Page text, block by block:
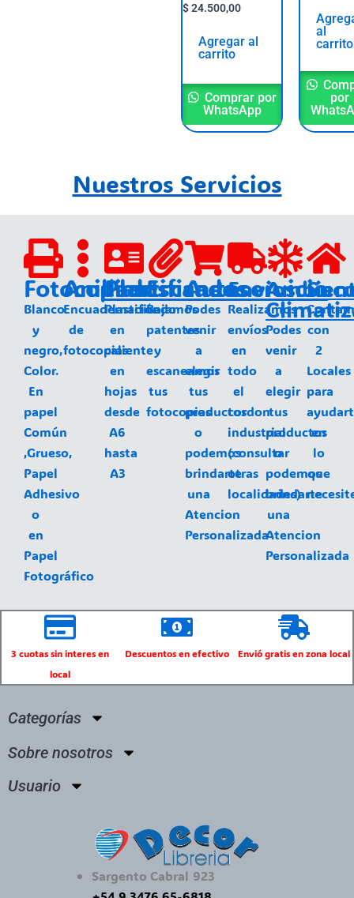
$24.500,00
Agregar al
carrito
Comprar por
WhatsApp
al
carrito
por
Nuestros Servicios
Fotocopias
Blanco
y
negro,
Color.
En
papel
Común
,Grueso,
Papel
Adhesivo
o
en
Papel
Fotográfico
Anillados
Encuadernación
de
fotocopias
Plastificados
Plastificado
en
caliente
en
hojas
desde
A6
hasta
A3
Escaneos
Bajamos
patentes
y
escaneamos
tus
fotocopias
Autoservicio
Podes
venir
a
elegir
tus
productos
o
podemos
brindarte
una
Atencion
Personalizada
Envios
Realizamos
envíos
en
todo
el
cordon
industrial
(consultar
otras
localidades)
Podes
venir
a
elegir
tus
productos
o
podemos
brindarte
una
Atencion
Personalizada
con
2
Locales
para
en
lo
que
3 cuotas sin interes en
local
Descuentos en efectivo Envió gratis en zona local
Categorías
Sobre nosotros
Usuario
Sargento Cabral 923